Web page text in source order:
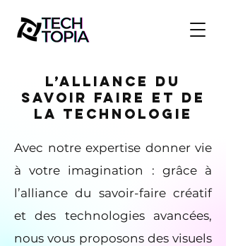
L’alliance du
savoir faire et de
la technologie
Avec notre expertise donner vie
à votre imagination : grâce à
l’alliance du savoir-faire créatif
et des technologies avancées,
nous vous proposons des visuels